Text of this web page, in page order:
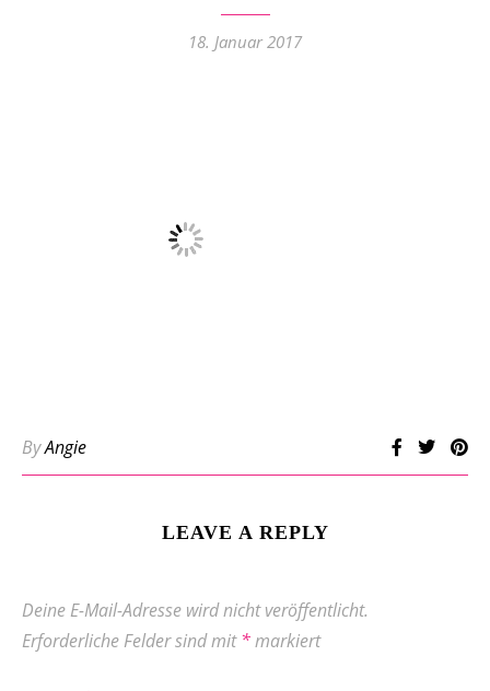
18. Januar 2017
ByAngie
LEAVE A REPLY
Deine E-Mail-Adresse wird nicht veröffentlicht.
Erforderliche Felder sind mit*markiert